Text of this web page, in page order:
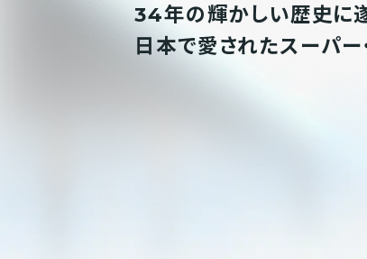
34年の輝かしい歴史に
日本で愛されたスーパー